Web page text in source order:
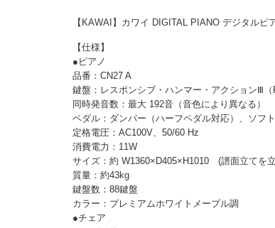
【KAWAI】カワイ DIGITAL PIANO デジタル
【仕様】
●ピアノ
品番：CN27 A
鍵盤：レスポンシブ・ハンマー・アクションⅢ
同時発音数：最大 192音（音色により異なる）
ペダル：ダンパー（ハーフペダル対応）、ソフ
定格電圧：AC100V、50/60 Hz
消費電力：11W
サイズ：約 W1360×D405×H1010 (譜面立てを
質量：約43kg
鍵盤数：88鍵盤
カラー：プレミアムホワイトメープル調
●チェア